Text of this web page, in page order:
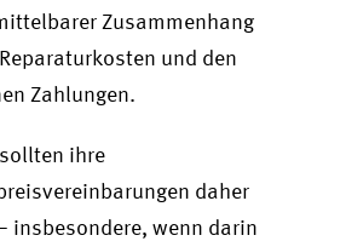
Zusammenhang
und den
Zahlungen.
ihre
daher
insbesondere, wenn darin